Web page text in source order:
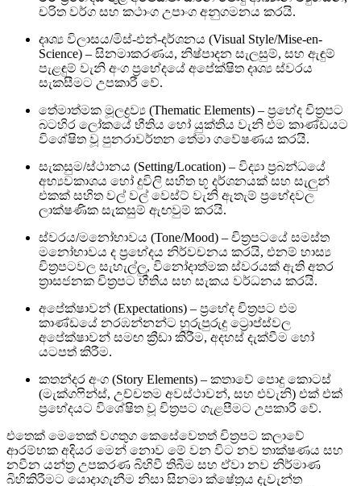
චරිත වර්ග සහ කථාංග උපාංග අනුගමනය කරයි.
දෘශ්‍ය විලාසය/මිස්-එන්-දර්ශනය (Visual Style/Mise-en-
Science) – සිනමාකරණය, නිෂ්පාදන සැලසුම්, සහ ඇඳුම්
පැළඳුම් වැනි අංග ප්‍රභේදයේ අපේක්ෂිත දෘශ්‍ය ස්වරය
සැකසීමට උපකාරී වේ.
තේමාත්මක මූලද්‍රව්‍ය (Thematic Elements) – ප්‍රභේද චිත්‍රපට
බටහිර ලෝකයේ භීතිය හෝ යුක්තිය වැනි එම කාණ්ඩයට
විශේෂිත වූ පුනරාවර්තන තේමා ගවේෂණය කරයි.
සැකසුම/ස්ථානය (Setting/Location) – විද්‍යා ප්‍රබන්ධයේ
අභ්‍යවකාශය හෝ දුවිලි සහිත භූ දර්ශනයක් සහ සැලුන්
එකක් සහිත වල් වල් වෙස්ට් වැනි ඇතැම් ප්‍රභේදවල
ලාක්ෂණික සැකසුම් ඇඟවුම් කරයි.
ස්වරය/මනෝභාවය (Tone/Mood) – චිත්‍රපටයේ සමස්ත
මනෝභාවය ද ප්‍රභේදය නිර්වචනය කරයි, එනම් හාස්‍ය
චිත්‍රපටවල සැහැල්ලු, විනෝදාත්මක ස්වරයක් ඇති අතර
ත්‍රාසජනක චිත්‍රපට භීතිය සහ සැකය වර්ධනය කරයි.
අපේක්ෂාවන් (Expectations) – ප්‍රභේද චිත්‍රපට එම
කාණ්ඩයේ නරඹන්නන්ට හුරුපුරුදු ට්‍රොප්ස්වල
අපේක්ෂාවන් සමඟ ක්‍රීඩා කිරීම, අදහස් දැක්වීම හෝ
යටපත් කිරීම.
කතන්දර අංග (Story Elements) – කතාවේ පොදු කොටස්
(මැක්ගෆින්ස්, උච්චතම අවස්ථාවන්, සහ එවැනි) එක් එක්
ප්‍රභේදයට විශේෂිත වූ චිත්‍රපට ගැළපීමට උපකාරී වේ.
එතෙක් මෙතෙක් වගතුග කෙසේවෙතත් චිත්‍රපට කලාවේ
ආරම්භක අදියර මෙන් නොව මේ වන විට නව තාක්ෂණය සහ
නවීන යන්ත්‍ර උපකරණ බිහිවී තිබීම සහ ඒවා නව නිර්මාණ
බිහිකිරීමට යොදාගැනීම නිසා සිනමා ක්ෂේත්‍රය දැවැන්ත